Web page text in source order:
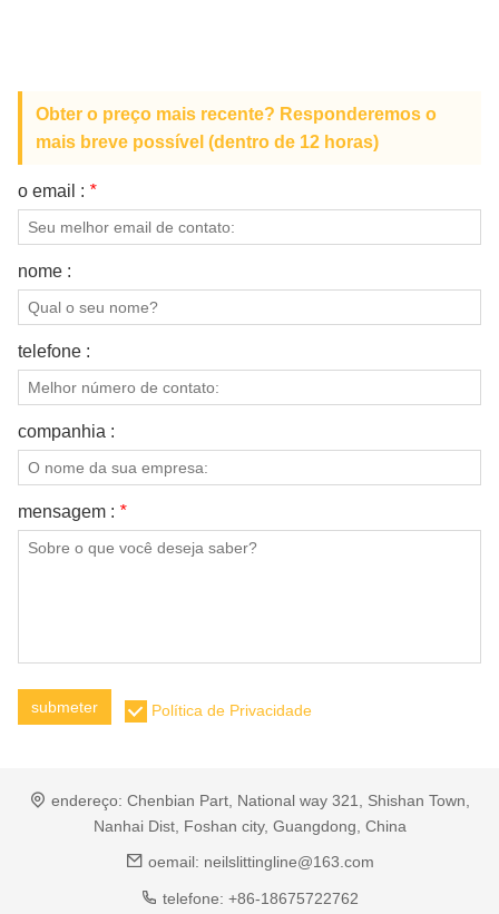
Obter o preço mais recente? Responderemos o
mais breve possível (dentro de 12 horas)
o email : *
nome :
telefone :
companhia :
mensagem : *
submeter Política de Privacidade
endereço: Chenbian Part, National way 321, Shishan Town,
Nanhai Dist, Foshan city, Guangdong, China
oemail: neilslittingline@163.com
telefone: +86-18675722762